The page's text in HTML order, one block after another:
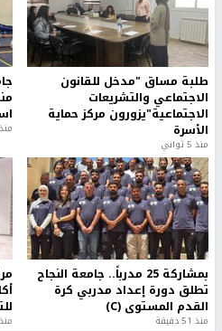
طلبة مساق "مدخل للقانون
الاجتماعي والتشريعات
الاجتماعية"يزورون مركز حماية
الأسرة
منذ 5 ثواني
منذ 48 دقيقة
بمشاركة 25 مدرباً.. جامعة النجاح
تطلق دورة إعداد مدربي كرة
القدم المستوى (C)
منذ 51 دقيقة منذ 10 دقيقة